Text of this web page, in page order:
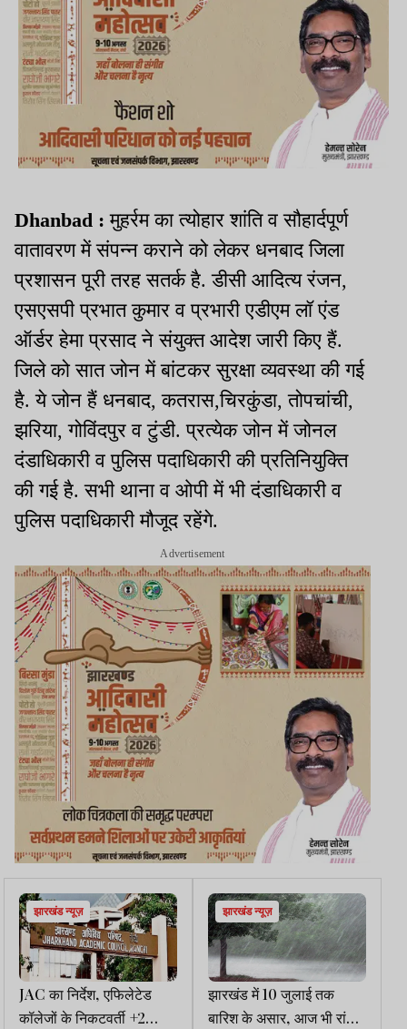
Dhanbad : मुहर्रम का त्योहार शांति व सौहार्दपूर्ण
वातावरण में संपन्न कराने को लेकर धनबाद जिला
प्रशासन पूरी तरह सतर्क है. डीसी आदित्य रंजन,
एसएसपी प्रभात कुमार व प्रभारी एडीएम लॉ एंड
ऑर्डर हेमा प्रसाद ने संयुक्त आदेश जारी किए हैं.
जिले को सात जोन में बांटकर सुरक्षा व्यवस्था की गई
है. ये जोन हैं धनबाद, कतरास,चिरकुंडा, तोपचांची,
झरिया, गोविंदपुर व टुंडी. प्रत्येक जोन में जोनल
दंडाधिकारी व पुलिस पदाधिकारी की प्रतिनियुक्ति
की गई है. सभी थाना व ओपी में भी दंडाधिकारी व
पुलिस पदाधिकारी मौजूद रहेंगे.
Advertisement
झारखंड न्यूज़
JAC का निर्देश, एफिलेटेड
कॉलेजों के निकटवर्ती +2
झारखंड न्यूज़
झारखंड में 10 जुलाई तक
बारिश के असार, आज भी रांची